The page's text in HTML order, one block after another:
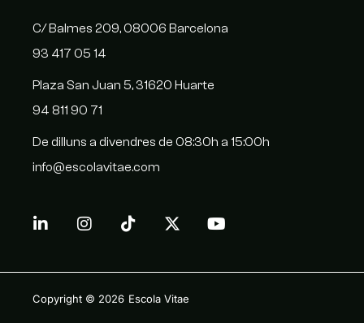
C/ Balmes 209, 08006 Barcelona
93 417 05 14
Plaza San Juan 5, 31620 Huarte
94 811 90 71
De dilluns a divendres de 08:30h a 15:00h
info@escolavitae.com
Copyright © 2026 Escola Vitae